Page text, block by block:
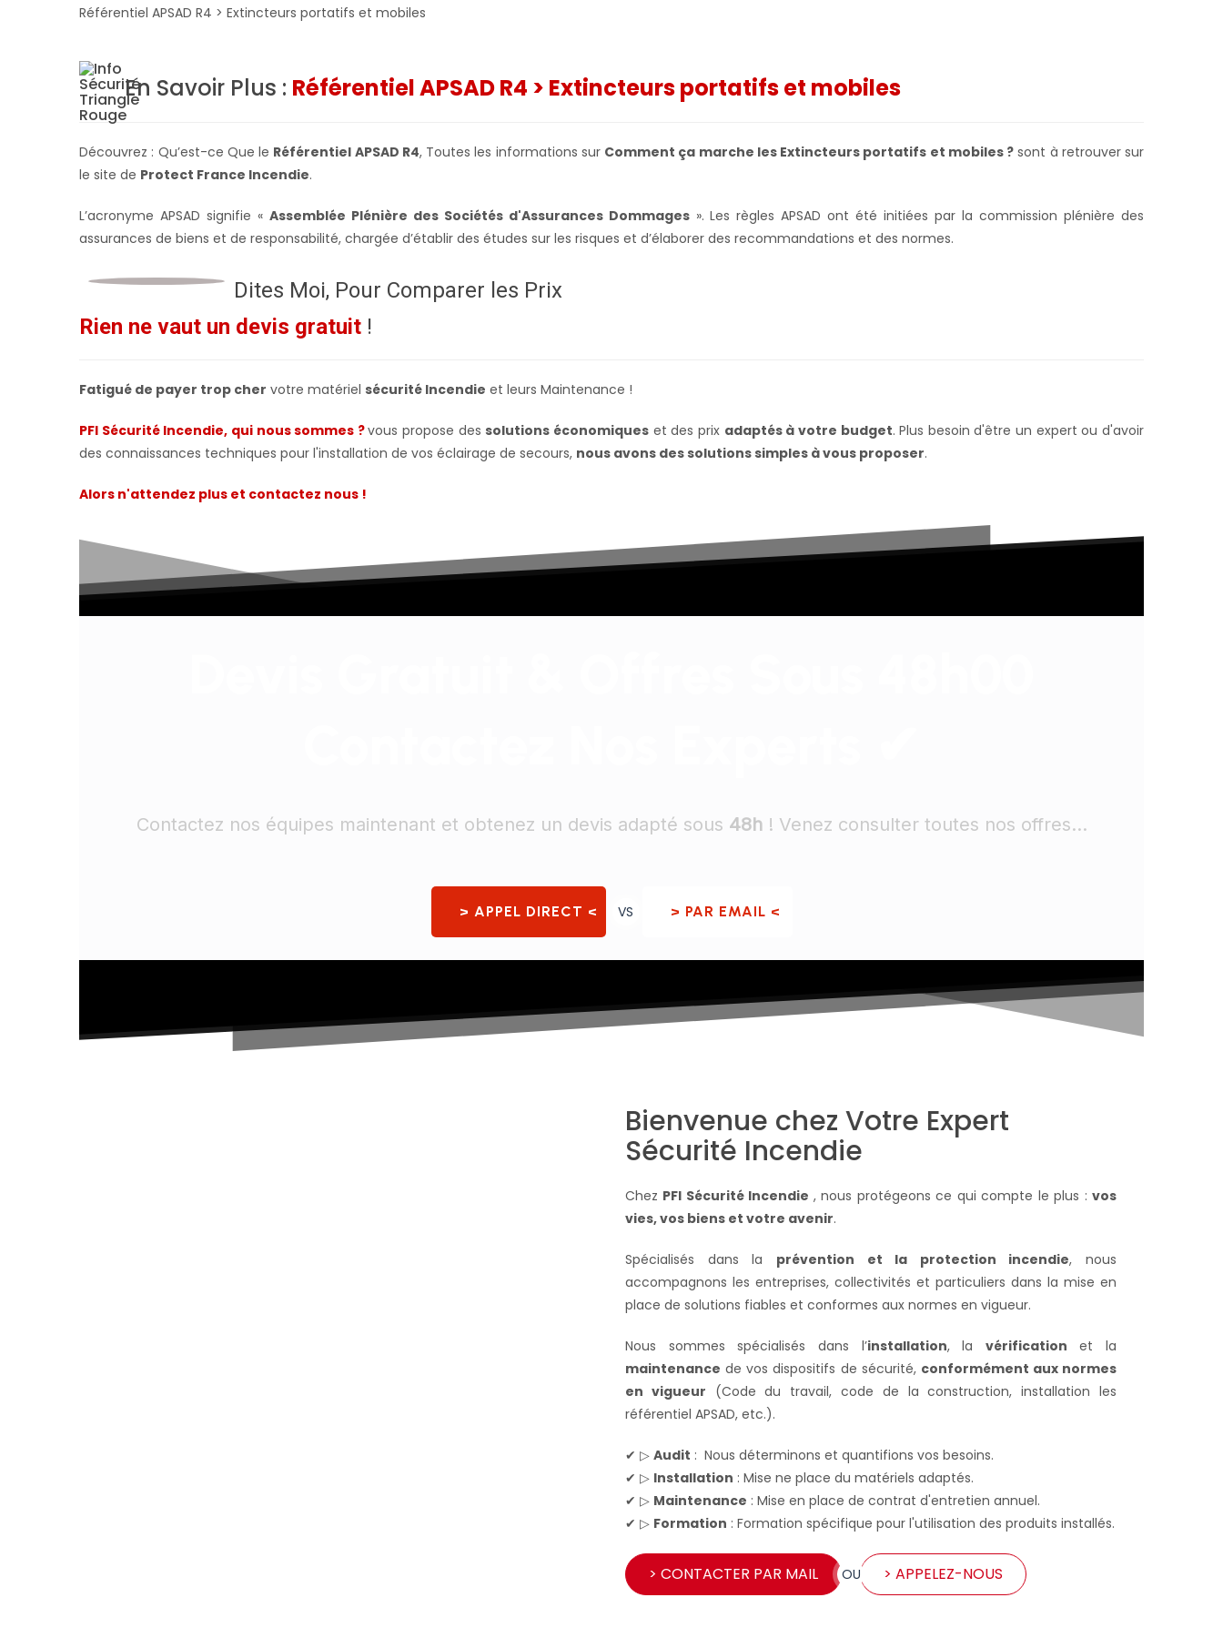
Référentiel APSAD R4 > Extincteurs portatifs et mobiles
En Savoir Plus : Référentiel APSAD R4 > Extincteurs portatifs et mobiles
Découvrez : Qu’est-ce Que le Référentiel APSAD R4, Toutes les informations sur Comment ça marche les Extincteurs portatifs et mobiles ? sont à retrouver sur
le site de Protect France Incendie.
L’acronyme APSAD signifie « Assemblée Plénière des Sociétés d'Assurances Dommages». Les règles APSAD ont été initiées par la commission plénière des
assurances de biens et de responsabilité, chargée d’établir des études sur les risques et d’élaborer des recommandations et des normes.
Dites Moi, Pour Comparer les Prix
Rien ne vaut un devis gratuit !
Fatigué de payer trop cher votre matériel sécurité Incendie et leurs Maintenance !
PFI Sécurité Incendie, qui nous sommes ?vous propose dessolutions économiques et des prix adaptés à votre budget. Plus besoin d'être un expert ou d'avoir
des connaissances techniques pour l'installation de vos éclairage de secours, nous avons des solutions simples à vous proposer.
Alors n'attendez plus et contactez nous !
Contactez nos équipes maintenant et obtenez un devis adapté sous 48h! Venez consulter toutes nos offres...
> APPEL DIRECT < VS > PAR EMAIL <
Bienvenue chez Votre Expert
Sécurité Incendie
Chez PFI Sécurité Incendie , nous protégeons ce qui compte le plus :vos
vies, vos biens et votre avenir.
Spécialisés dans la prévention et la protection incendie, nous
accompagnons les entreprises, collectivités et particuliers dans la mise en
place de solutions fiables et conformes aux normes en vigueur.
Nous sommes spécialisés dans l’installation, la vérification et la
maintenance de vos dispositifs de sécurité, conformément aux normes
en vigueur (Code du travail, code de la construction, installation les
référentiel APSAD, etc.).
✔ ▷ Audit : Nous déterminons et quantifions vos besoins.
✔ ▷ Installation : Mise ne place du matériels adaptés.
✔ ▷ Maintenance : Mise en place de contrat d'entretien annuel.
✔ ▷ Formation : Formation spécifique pour l'utilisation des produits installés.
> CONTACTER PAR MAIL OU > APPELEZ-NOUS